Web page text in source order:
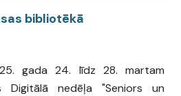
bibliotēkā
gada 24. līdz 28. martam
Digitālā nedēļa "Seniors un